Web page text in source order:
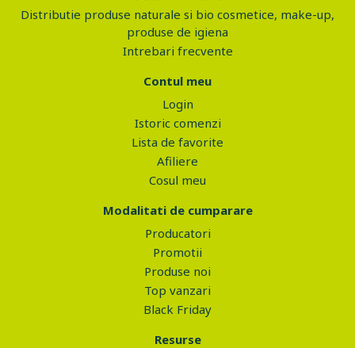
Distributie produse naturale si bio cosmetice, make-up,
produse de igiena
Intrebari frecvente
Contul meu
Login
Istoric comenzi
Lista de favorite
Afiliere
Cosul meu
Modalitati de cumparare
Producatori
Promotii
Produse noi
Top vanzari
Black Friday
Resurse